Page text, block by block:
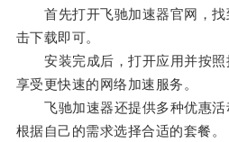
首先打开飞驰加速器官网，找
击下载即可。
安装完成后，打开应用并按照
享受更快速的网络加速服务。
飞驰加速器还提供多种优惠活
根据自己的需求选择合适的套餐。